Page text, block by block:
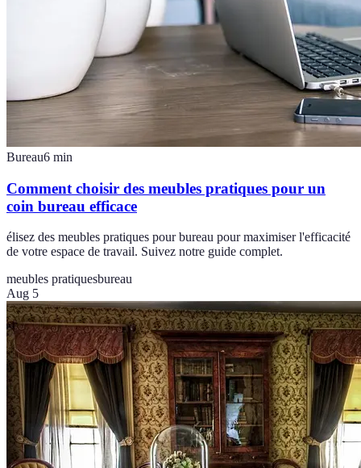
Bureau6 min
Comment choisir des meubles pratiques pour un
coin bureau efficace
élisez des meubles pratiques pour bureau pour maximiser l'efficacité
de votre espace de travail. Suivez notre guide complet.
meubles pratiquesbureau
Aug 5